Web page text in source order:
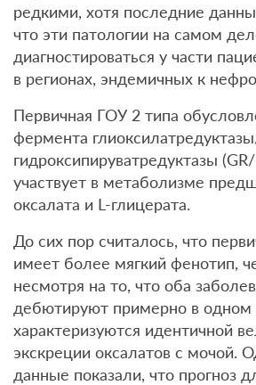
редкими, хотя последние
что эти патологии на самом
диагностироваться у части
в регионах, эндемичных к
Первичная ГОУ 2 типа
фермента
гидроксипируватредуктазы
участвует в метаболизме
оксалата и L-глицерата.
До сих пор считалось, что
имеет более мягкий фенотип,
несмотря на то, что оба
дебютируют примерно в одном
характеризуются идентичной
экскреции оксалатов с мочой.
данные показали, что прогноз